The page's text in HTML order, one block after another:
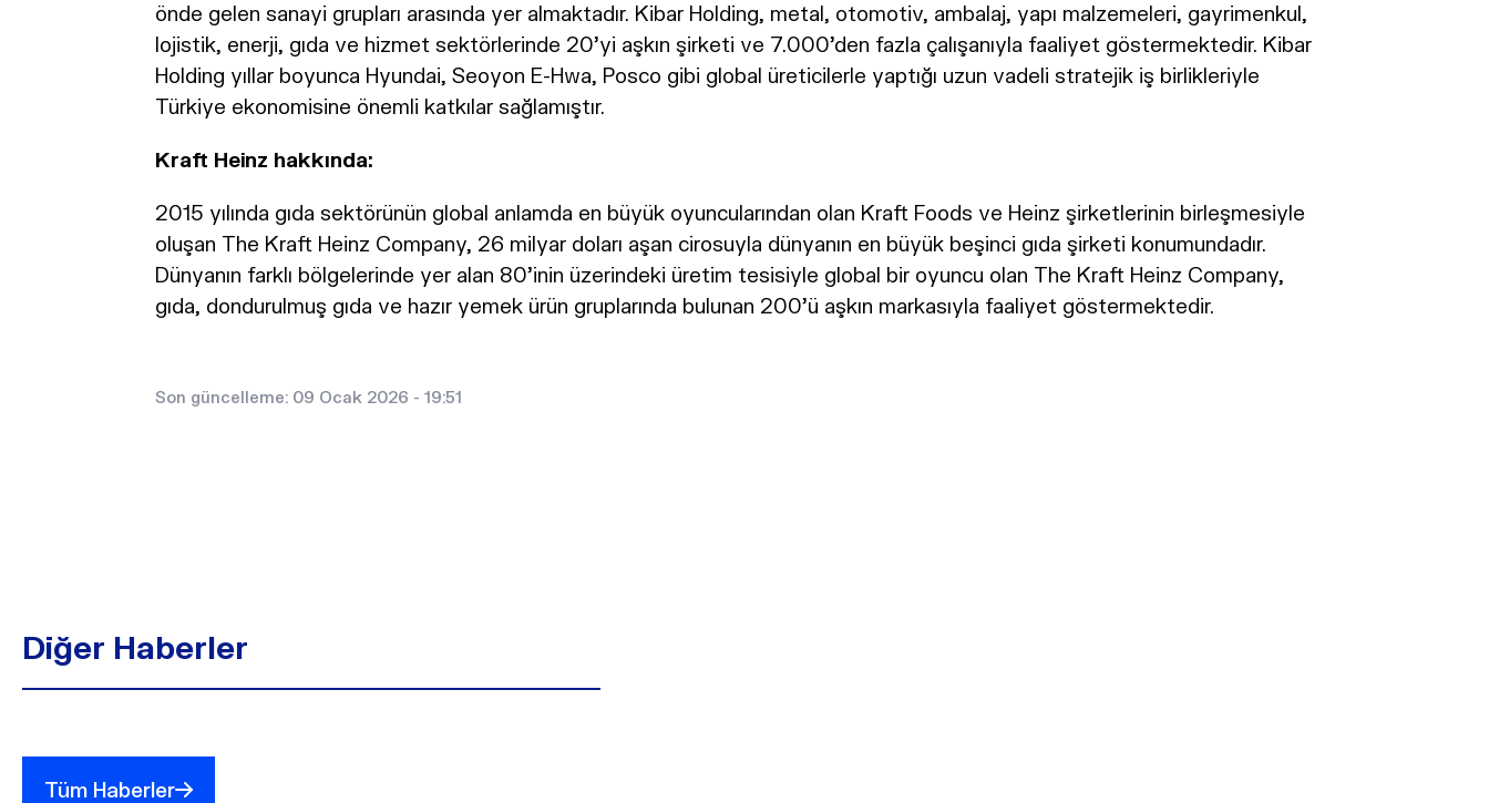
önde gelen sanayi grupları arasında yer almaktadır. Kibar Holding, metal, otomotiv, ambalaj, yapı malzemeleri, gayrimenkul,
lojistik, enerji, gıda ve hizmet sektörlerinde 20’yi aşkın şirketi ve 7.000’den fazla çalışanıyla faaliyet göstermektedir. Kibar
Holding yıllar boyunca Hyundai, Seoyon E-Hwa, Posco gibi global üreticilerle yaptığı uzun vadeli stratejik iş birlikleriyle
Türkiye ekonomisine önemli katkılar sağlamıştır.
Kraft Heinz hakkında:
2015 yılında gıda sektörünün global anlamda en büyük oyuncularından olan Kraft Foods ve Heinz şirketlerinin birleşmesiyle
oluşan The Kraft Heinz Company, 26 milyar doları aşan cirosuyla dünyanın en büyük beşinci gıda şirketi konumundadır.
Dünyanın farklı bölgelerinde yer alan 80’inin üzerindeki üretim tesisiyle global bir oyuncu olan The Kraft Heinz Company,
gıda, dondurulmuş gıda ve hazır yemek ürün gruplarında bulunan 200’ü aşkın markasıyla faaliyet göstermektedir.
Son güncelleme: 09 Ocak 2026 - 19:51
Diğer Haberler
Tüm Haberler